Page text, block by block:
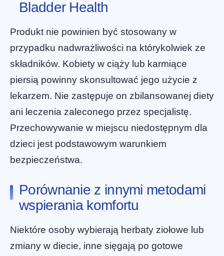
Bladder Health
Produkt nie powinien być stosowany w
przypadku nadwrażliwości na którykolwiek ze
składników. Kobiety w ciąży lub karmiące
piersią powinny skonsultować jego użycie z
lekarzem. Nie zastępuje on zbilansowanej diety
ani leczenia zaleconego przez specjalistę.
Przechowywanie w miejscu niedostępnym dla
dzieci jest podstawowym warunkiem
bezpieczeństwa.
Porównanie z innymi metodami
wspierania komfortu
Niektóre osoby wybierają herbaty ziołowe lub
zmiany w diecie, inne sięgają po gotowe